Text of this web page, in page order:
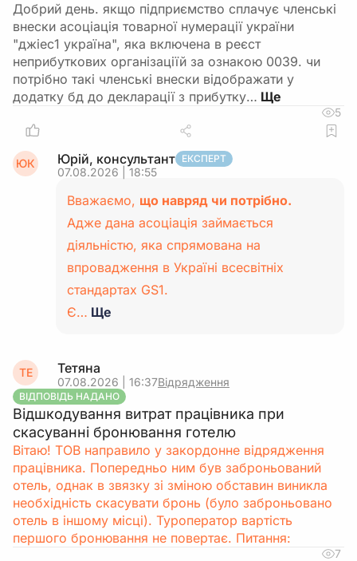
Добрий день. якщо підприємство сплачує членські
внески асоціація товарної нумерації україни
"джіес1 україна", яка включена в реєст
неприбуткових організаціїй за ознакою 0039. чи
потрібно такі членські внески відображати у
додатку бд до декларації з прибутку…
5
ЮК Юрій, консультант ЕКСПЕРТ
07.08.2026 | 18:55
Вважаємо, що навряд чи потрібно.
Адже дана асоціація займається
діяльністю, яка спрямована на
впровадження в Україні всесвітніх
стандартах GS1.
Є… Ще
ТЕ Тетяна
07.08.2026 | 16:37Відрядження
ВІДПОВІДЬ НАДАНО
Відшкодування витрат працівника при
скасуванні бронювання готелю
Вітаю! ТОВ направило у закордонне відрядження
працівника. Попередньо ним був заброньований
отель, однак в звязку зі зміною обставин виникла
необхідність скасувати бронь (було заброньовано
отель в іншому місці). Туроператор вартість
першого бронювання не повертає. Питання:
7